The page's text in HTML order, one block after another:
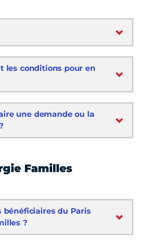
les conditions pour en
une demande ou la
Familles
bénéficiaires du Paris
?